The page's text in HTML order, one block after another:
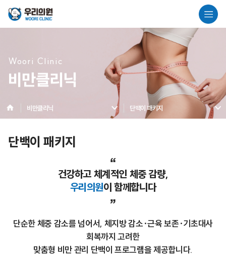
Woori Clinic
비만클리닉
비만클리닉 단백이 패키지
단백이 패키지
“
건강하고 체계적인 체중 감량,
우리의원이 함께합니다
”
단순한 체중 감소를 넘어서, 체지방 감소·근육 보존·기초대사
회복까지 고려한
맞춤형 비만 관리 단백이 프로그램을 제공합니다.